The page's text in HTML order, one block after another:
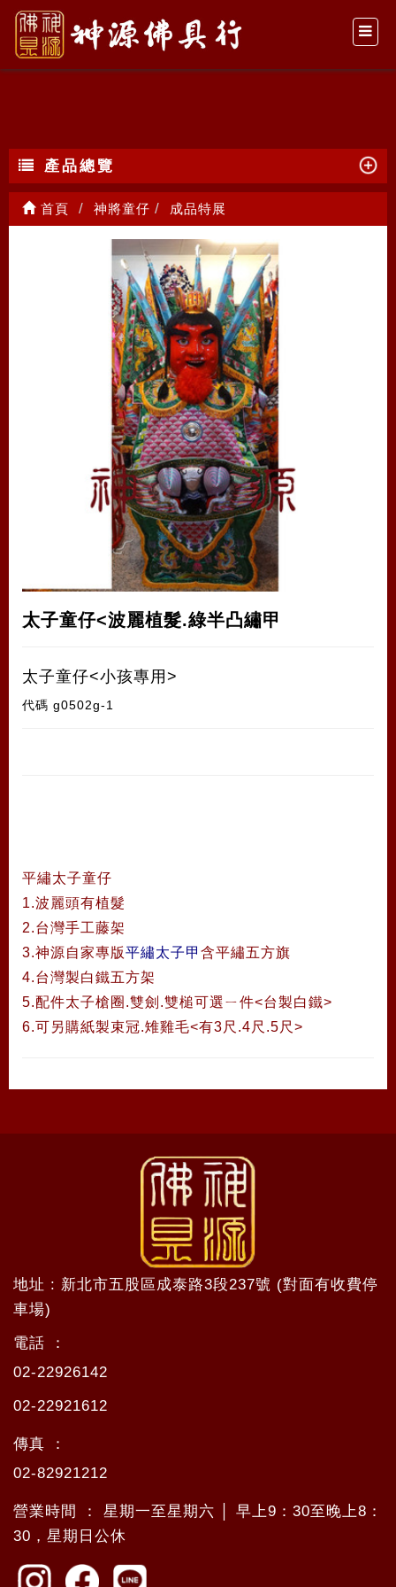
成品特展
產品總覽
首頁 神將童仔 成品特展
太子童仔<波麗植髮.綠半凸繡甲
太子童仔<小孩專用>
代碼 g0502g-1
平繡太子童仔
1.波麗頭有植髮
2.台灣手工藤架
3.神源自家專版平繡太子甲 含平繡五方旗
4.台灣製白鐵五方架
5.配件太子槍圈.雙劍.雙槌可選ㄧ件<台製白鐵>
6.可另購紙製束冠.雉雞毛<有3尺.4尺.5尺>
地址 : 新北市五股區成泰路3段237號 (對面有收費停
車場)
電話 ：
02-22926142
02-22921612
傳真 ：
02-82921212
營業時間 ： 星期一至星期六 │ 早上9：30至晚上8：
30，星期日公休